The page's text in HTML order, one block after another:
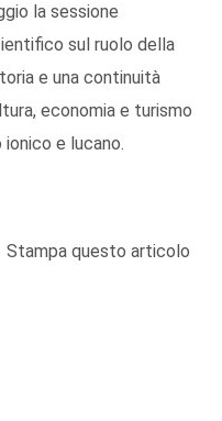
la sessione
sul ruolo della
e una continuità
economia e turismo
e lucano.
Stampa questo articolo